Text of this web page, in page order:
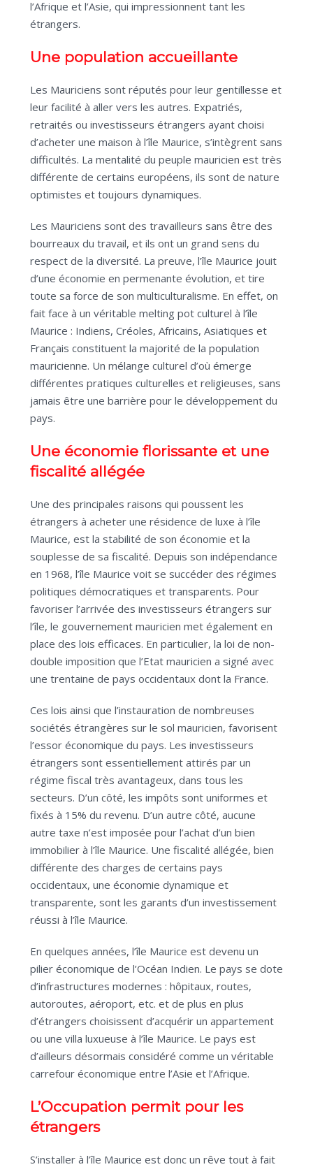
l’Afrique et l’Asie, qui impressionnent tant les
étrangers.
Une population accueillante
Les Mauriciens sont réputés pour leur gentillesse et
leur facilité à aller vers les autres. Expatriés,
retraités ou investisseurs étrangers ayant choisi
d’acheter une maison à l’île Maurice, s’intègrent sans
difficultés. La mentalité du peuple mauricien est très
différente de certains européens, ils sont de nature
optimistes et toujours dynamiques.
Les Mauriciens sont des travailleurs sans être des
bourreaux du travail, et ils ont un grand sens du
respect de la diversité. La preuve, l’île Maurice jouit
d’une économie en permenante évolution, et tire
toute sa force de son multiculturalisme. En effet, on
fait face à un véritable melting pot culturel à l’île
Maurice : Indiens, Créoles, Africains, Asiatiques et
Français constituent la majorité de la population
mauricienne. Un mélange culturel d’où émerge
différentes pratiques culturelles et religieuses, sans
jamais être une barrière pour le développement du
pays.
Une économie florissante et une
fiscalité allégée
Une des principales raisons qui poussent les
étrangers à acheter une résidence de luxe à l’île
Maurice, est la stabilité de son économie et la
souplesse de sa fiscalité. Depuis son indépendance
en 1968, l’île Maurice voit se succéder des régimes
politiques démocratiques et transparents. Pour
favoriser l’arrivée des investisseurs étrangers sur
l’île, le gouvernement mauricien met également en
place des lois efficaces. En particulier, la loi de non-
double imposition que l’Etat mauricien a signé avec
une trentaine de pays occidentaux dont la France.
Ces lois ainsi que l’instauration de nombreuses
sociétés étrangères sur le sol mauricien, favorisent
l’essor économique du pays. Les investisseurs
étrangers sont essentiellement attirés par un
régime fiscal très avantageux, dans tous les
secteurs. D’un côté, les impôts sont uniformes et
fixés à 15% du revenu. D’un autre côté, aucune
autre taxe n’est imposée pour l’achat d’un bien
immobilier à l’île Maurice. Une fiscalité allégée, bien
différente des charges de certains pays
occidentaux, une économie dynamique et
transparente, sont les garants d’un investissement
réussi à l’île Maurice.
En quelques années, l’île Maurice est devenu un
pilier économique de l’Océan Indien. Le pays se dote
d’infrastructures modernes : hôpitaux, routes,
autoroutes, aéroport, etc. et de plus en plus
d’étrangers choisissent d’acquérir un appartement
ou une villa luxueuse à l’île Maurice. Le pays est
d’ailleurs désormais considéré comme un véritable
carrefour économique entre l’Asie et l’Afrique.
L’Occupation permit pour les
étrangers
S’installer à l’île Maurice est donc un rêve tout à fait